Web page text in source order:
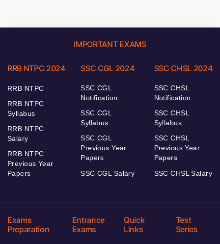
IMPORTANT EXAMS
RRB NTPC 2024
RRB NTPC
RRB NTPC
Syllabus
RRB NTPC
Salary
RRB NTPC
Previous Year
Papers
SSC CGL 2024
SSC CGL
Notification
SSC CGL
Syllabus
SSC CGL
Previous Year
Papers
SSC CGL Salary
SSC CHSL 2024
SSC CHSL
Notification
SSC CHSL
Syllabus
SSC CHSL
Previous Year
Papers
SSC CHSL Salary
Exams
Preparation
Entrance
Exams
Quick
Links
Test
Series